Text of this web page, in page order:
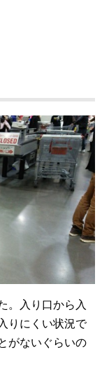
。入り口から入
りにくい状況で
がないぐらいの